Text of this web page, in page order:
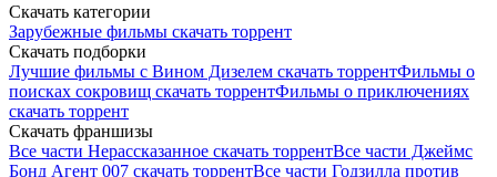
Скачать категории
Зарубежные фильмы скачать торрент
Скачать подборки
Лучшие фильмы с Вином Дизелем скачать торрентФильмы о
поисках сокровищ скачать торрентФильмы о приключениях
скачать торрент
Скачать франшизы
Все части Нерассказанное скачать торрентВсе части Джеймс
Бонд Агент 007 скачать торрентВсе части Годзилла против